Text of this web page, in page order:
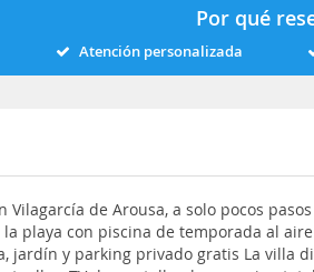
Por qué
Atención personalizada
Vilagarcía de Arousa, a solo pocos
playa con piscina de temporada al
jardín y parking privado gratis La villa